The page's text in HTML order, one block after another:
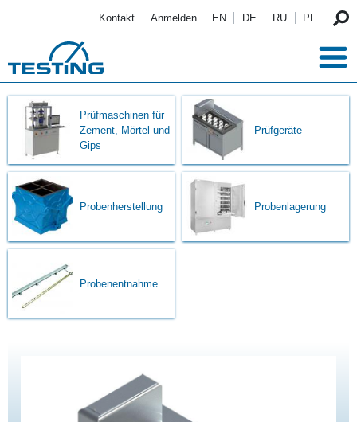
Kontakt Anmelden EN DE RU PL
Prüfmaschinen für
Zement, Mörtel und
Gips
Prüfgeräte
Probenherstellung Probenlagerung
Probenentnahme